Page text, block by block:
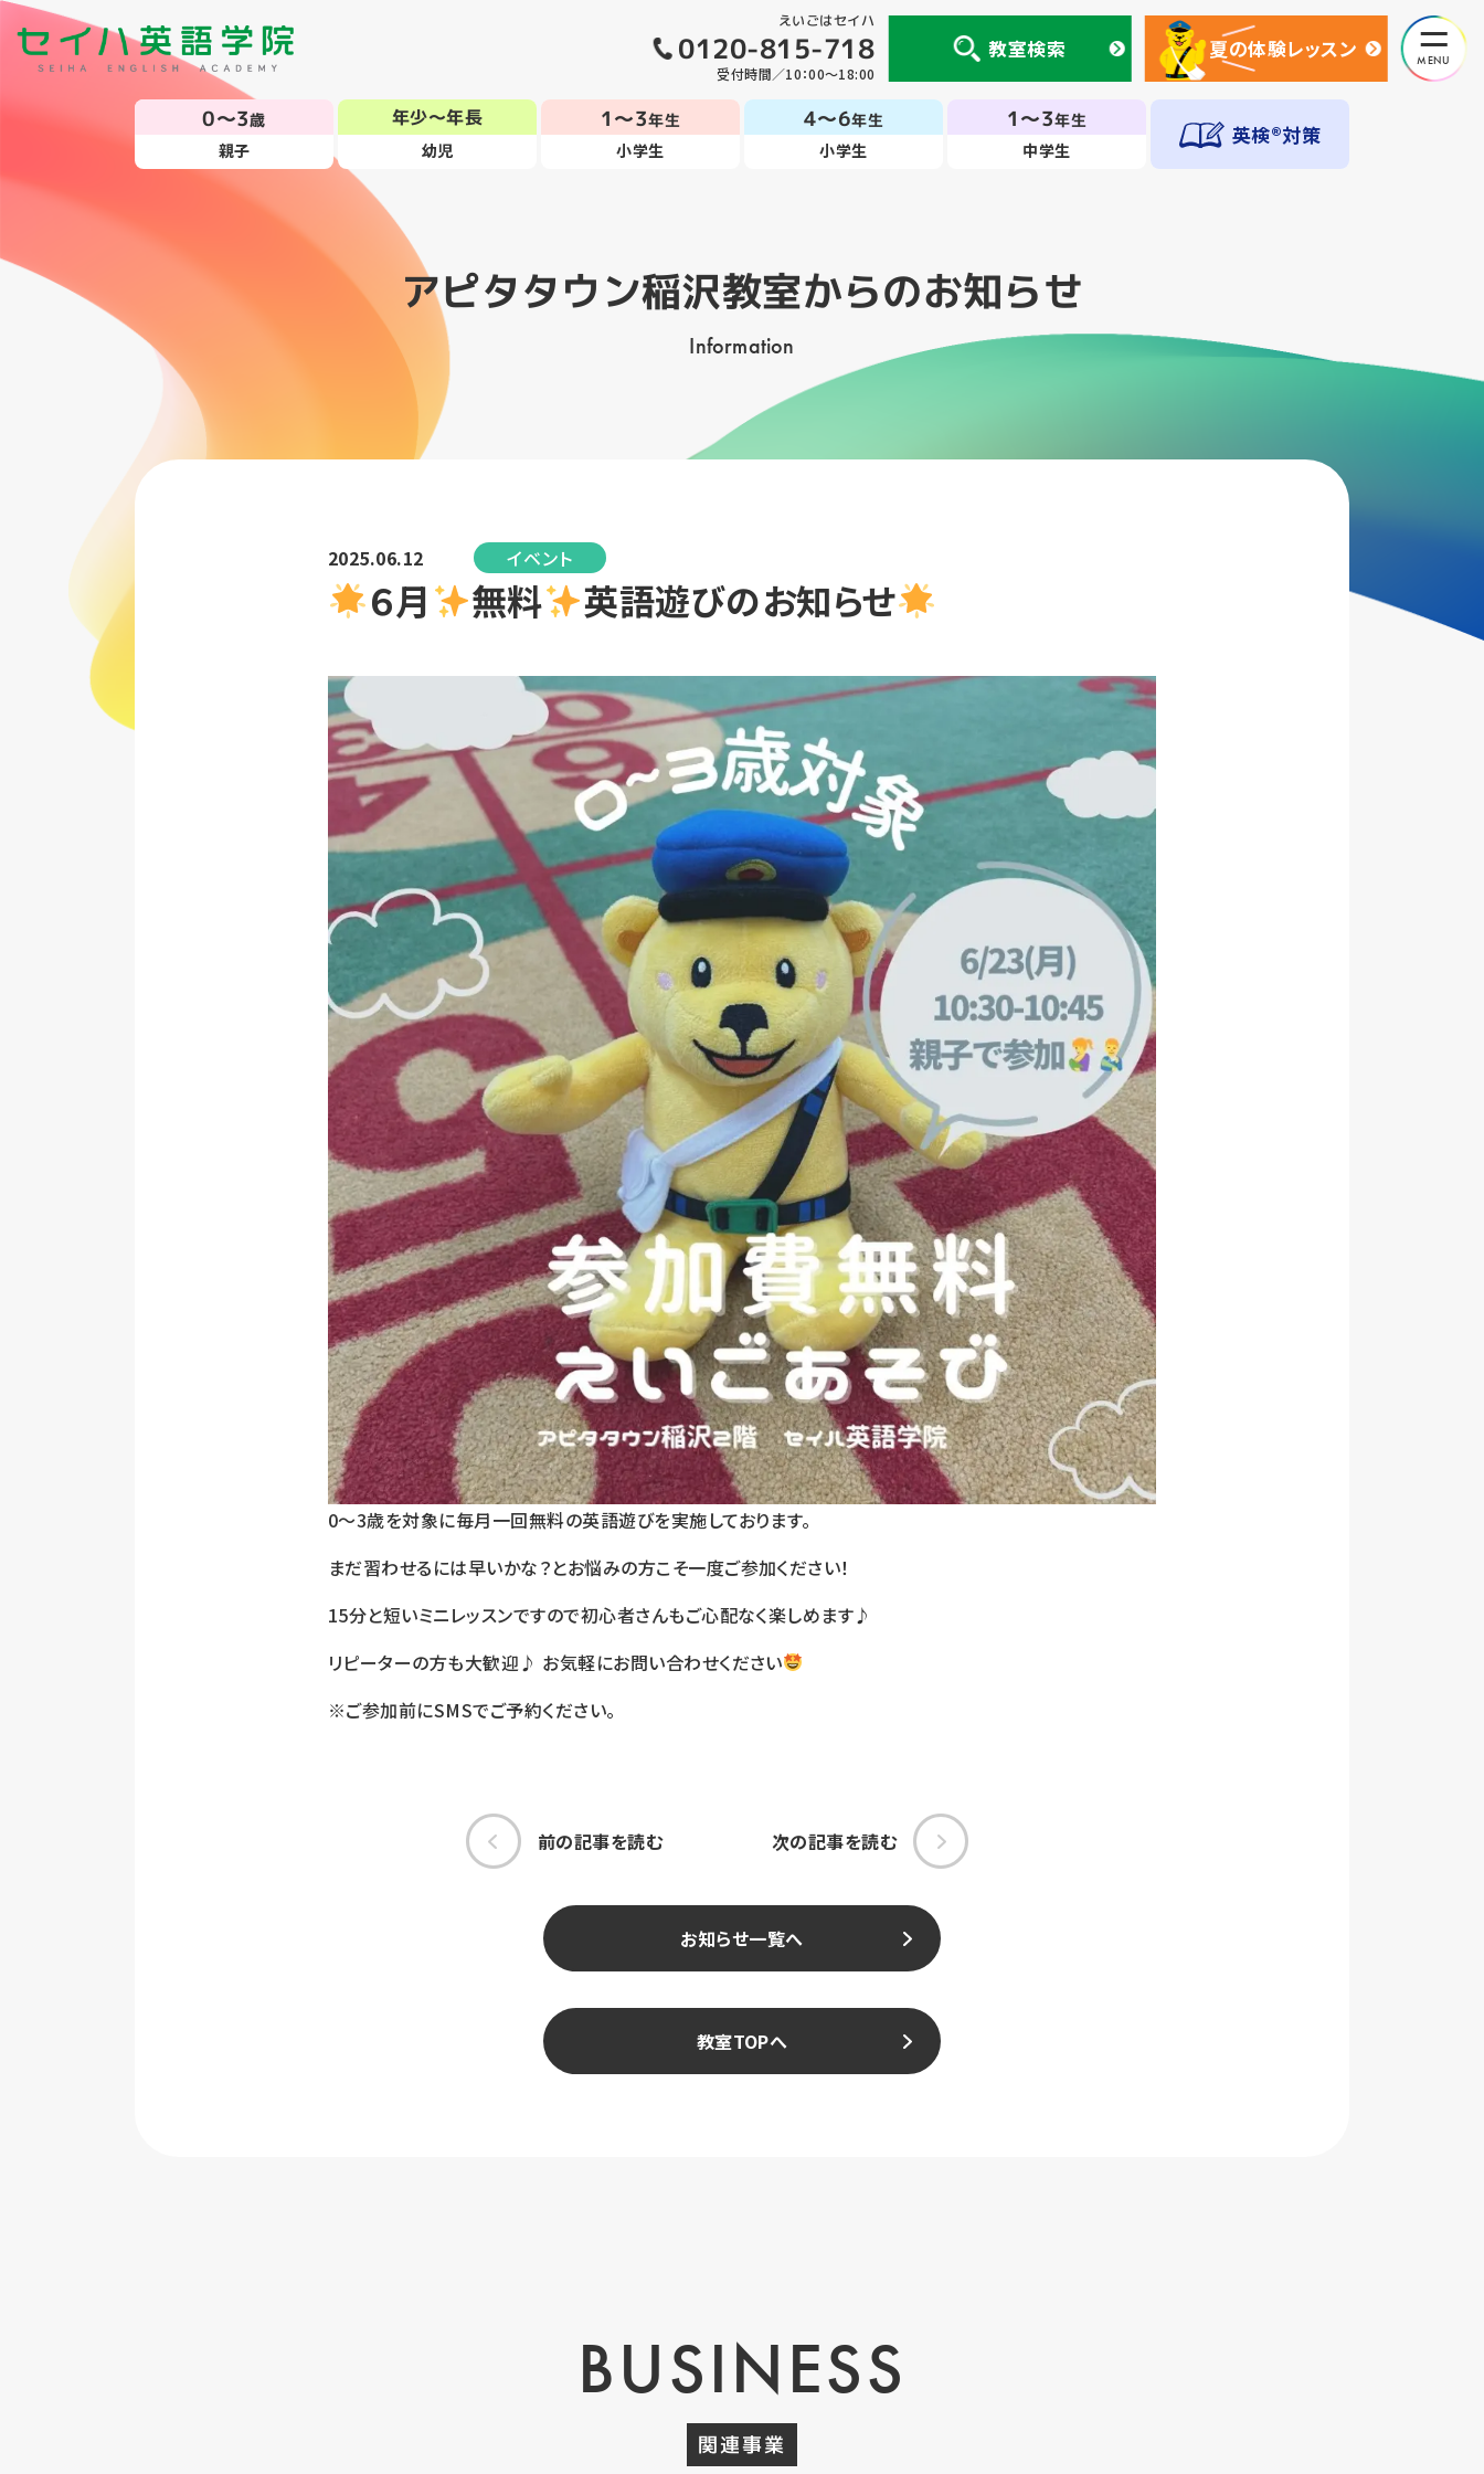
えいごはセイハ
0120-815-718
受付時間／10：00～18:00
教室検索
夏の体験レッスン
夏の体験レッスン
0～3歳
親子
年少～年長
幼児
1～3年生
小学生
4～6年生
小学生
1～3年生
中学生
英検®対策
アピタタウン稲沢教室からのお知らせ
Information
2025.06.12 イベント
６月 無料 英語遊びのお知らせ
0～3歳を対象に毎月一回無料の英語遊びを実施しております。
まだ習わせるには早いかな？とお悩みの方こそ一度ご参加ください！
15分と短いミニレッスンですので初心者さんもご心配なく楽しめます♪
リピーターの方も大歓迎♪ お気軽にお問い合わせください
※ご参加前にSMSでご予約ください。
前の記事を読む 次の記事を読む
お知らせ一覧へ
教室TOPへ
BUSINESS
関連事業